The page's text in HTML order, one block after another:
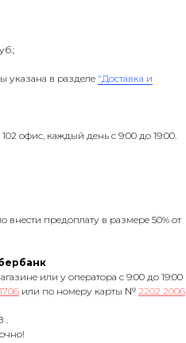
указана в разделе "Доставка и
102 офис, каждый день с 9:00 до 19:00.
предоплату в размере 50% от
или у оператора с 9:00 до 19:00
или по номеру карты № 2202 2006
.